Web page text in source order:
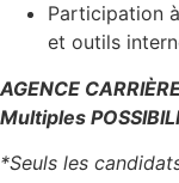
Participation
et outils
AGENCE
Multiples
*Seuls les